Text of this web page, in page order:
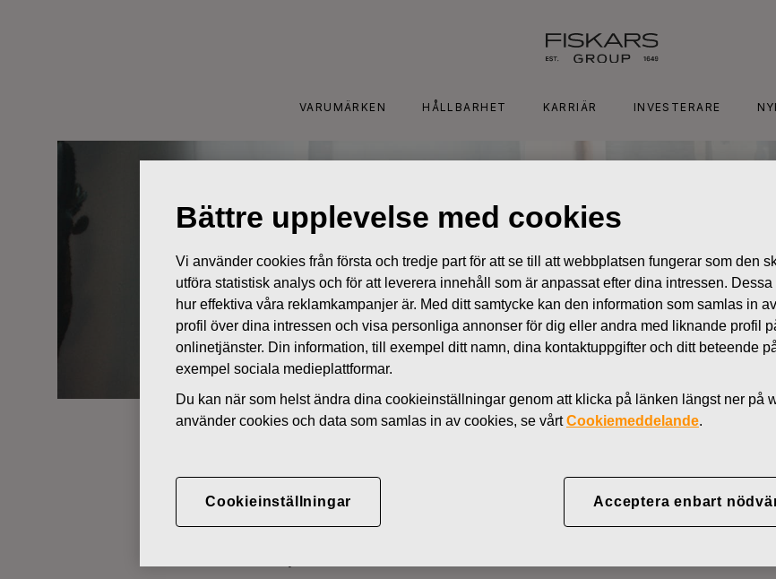
VARUMÄRKEN HÅLLBARHET KARRIÄR INVESTERARE
Bättre upplevelse med cookies
Vi använder cookies från första och tredje part för att se till att webbplatsen fungerar som den
utföra statistisk analys och för att leverera innehåll som är anpassat efter dina intressen.
hur effektiva våra reklamkampanjer är. Med ditt samtycke kan den information som samlas in
profil över dina intressen och visa personliga annonser för dig eller andra med liknande profil
onlinetjänster. Din information, till exempel ditt namn, dina kontaktuppgifter och ditt beteende
exempel sociala medieplattformar.
Du kan när som helst ändra dina cookieinställningar genom att klicka på länken längst ner på
använder cookies och data som samlas in av cookies, se vårtCookiemeddelande.
Cookieinställningar Acceptera enbart